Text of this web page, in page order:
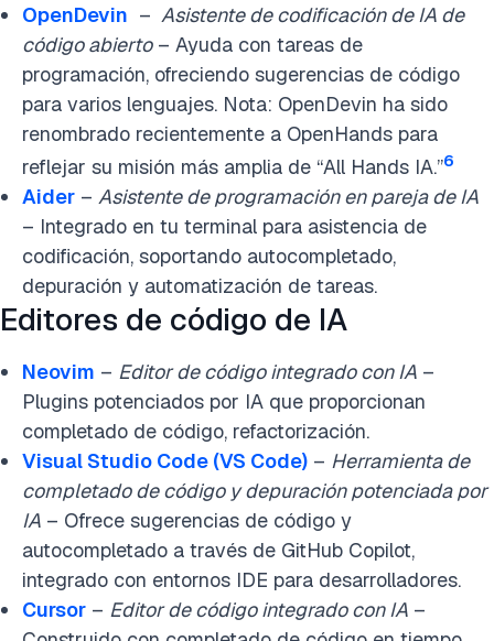
OpenDevin – Asistente de codificación de IA de
código abierto– Ayuda con tareas de
programación, ofreciendo sugerencias de código
para varios lenguajes. Nota: OpenDevin ha sido
renombrado recientemente a OpenHands para
reflejar su misión más amplia de “All Hands IA.”6
Aider – Asistente de programación en pareja de IA
– Integrado en tu terminal para asistencia de
codificación, soportando autocompletado,
depuración y automatización de tareas.
Editores de código de IA
Neovim – Editor de código integrado con IA –
Plugins potenciados por IA que proporcionan
completado de código, refactorización.
Visual Studio Code (VS Code) – Herramienta de
completado de código y depuración potenciada por
IA – Ofrece sugerencias de código y
autocompletado a través de GitHub Copilot,
integrado con entornos IDE para desarrolladores.
Cursor – Editor de código integrado con IA –